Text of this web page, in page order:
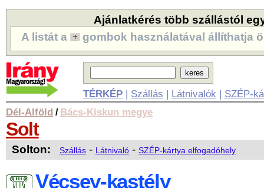
Ajánlatkérés több szállástól
A listát a
gombok használatával állíthatja
TÉRKÉP| Szállás | Látnivalók | SZÉP-
Dél-Alföld / Bács-Kiskun megye
Solt
Solton: Szállás - Látnivaló - SZÉP-kártya elfogadóhely
Vécsey-kastély